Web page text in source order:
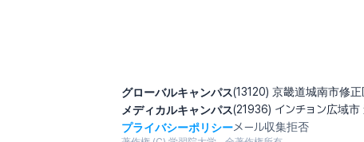
グローバルキャンパス(13120) 京畿道城南市修
メディカルキャンパス(21936) インチョン広域市
プライバシーポリシーメール収集拒否